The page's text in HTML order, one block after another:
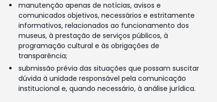
manutenção apenas de notícias, avisos e
comunicados objetivos, necessários e estritamente
informativos, relacionados ao funcionamento dos
museus, à prestação de serviços públicos, à
programação cultural e às obrigações de
transparência;
submissão prévia das situações que possam suscitar
dúvida à unidade responsável pela comunicação
institucional e, quando necessário, à análise jurídica.